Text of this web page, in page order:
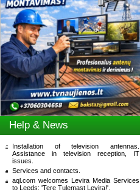
Help & News
Installation of television antennas.
Assistance in television reception, IT
issues.
Services and contacts.
aql.com welcomes Levira Media Services
to Leeds: 'Tere Tulemast Levira!'.